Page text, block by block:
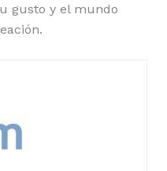
gusto y el mundo